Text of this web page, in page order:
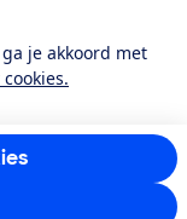
ga je akkoord met
LinkedIn
met gemiddeld